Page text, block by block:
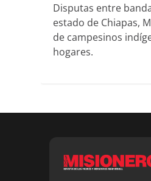
Disputas entre
estado de Chiapas,
de campesinos
hogares.